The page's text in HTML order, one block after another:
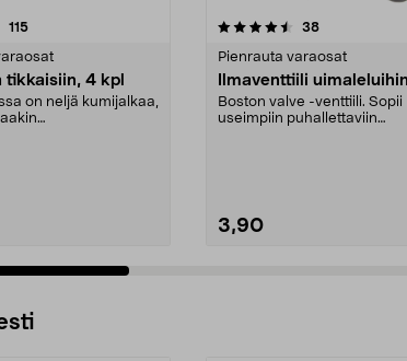
115arvostelut
tikkaisiin, 4 kpl
on neljä kumijalkaa,
viidestä
38arvostelut
Pienrauta varaosat
Ilmaventtiili uimaleluihin
Boston valve -venttiili. Sopii
useimpiin puhallettaviin
3,90
4.5 viidestä